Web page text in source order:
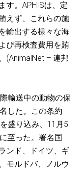
す。APHISは、定
えず、これらの施
輸出する様々な海
び再検査費用を賄
(AnimalNet – 連邦
輸送中の動物の保
した。この条約
盛り込み、11月5
至った。署名国
ンド、ドイツ、ギ
モルドバ、ノルウ